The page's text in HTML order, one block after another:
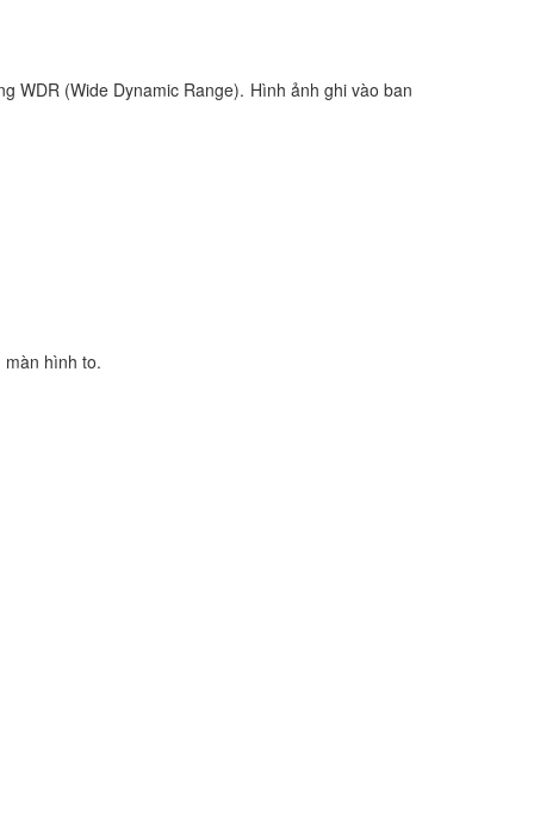
WDR (Wide Dynamic Range). Hình ảnh ghi vào ban
màn hình to.